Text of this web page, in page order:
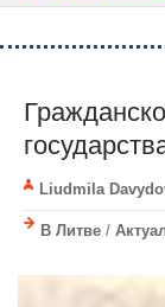
Liudmila
В Литве /